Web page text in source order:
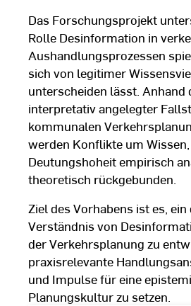
Das Forschungsprojekt
Rolle Desinformation in
Aushandlungsprozessen
sich von legitimer
unterscheiden lässt. Anhand
interpretativ angelegter
kommunalen
werden Konflikte um
Deutungshoheit empirisch
theoretisch rückgebunden.
Ziel des Vorhabens ist es,
Verständnis von
der Verkehrsplanung zu
praxisrelevante
und Impulse für eine
Planungskultur zu setzen.